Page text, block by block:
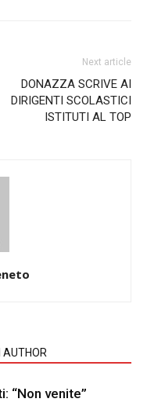
Next article
DONAZZA SCRIVE AI
DIRIGENTI SCOLASTICI
ISTITUTI AL TOP
AUTHOR
“Non venite”